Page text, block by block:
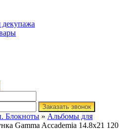
Заказать звонок
Блокноты » Альбомы для
Gamma Accademia 14.8х21 120